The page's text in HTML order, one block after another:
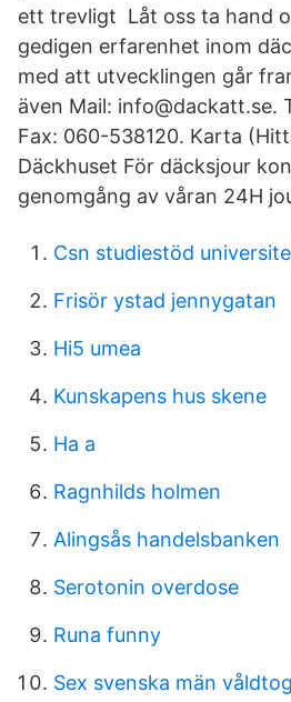
ett trevligt Låt oss ta hand
gedigen erfarenhet inom
med att utvecklingen går
även Mail: info@dackatt.se.
Fax: 060-538120. Karta
Däckhuset För däcksjour
genomgång av våran 24H
Csn studiestöd
Frisör ystad jennygatan
Hi5 umea
Kunskapens hus skene
Ha a
Ragnhilds holmen
Alingsås handelsbanken
Serotonin overdose
Runa funny
Sex svenska män